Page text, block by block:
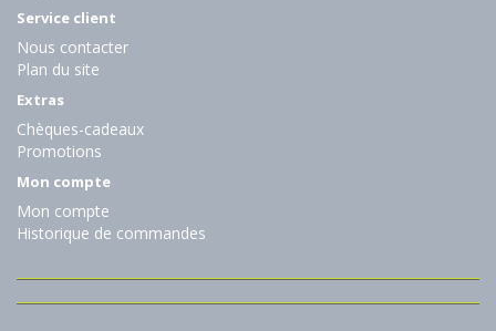
Service client
Nous contacter
Plan du site
Extras
Chèques-cadeaux
Promotions
Mon compte
Mon compte
Historique de commandes